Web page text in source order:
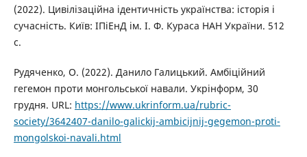
(2022). Цивілізаційна ідентичність українства: історія і
сучасність. Київ: ІПіЕнД ім. І. Ф. Кураса НАН України. 512
с.
Рудяченко, О. (2022). Данило Галицький. Амбіційний
гегемон проти монгольської навали. Укрінформ, 30
грудня. URL: https://www.ukrinform.ua/rubric-
society/3642407-danilo-galickij-ambicijnij-gegemon-proti-
mongolskoi-navali.html